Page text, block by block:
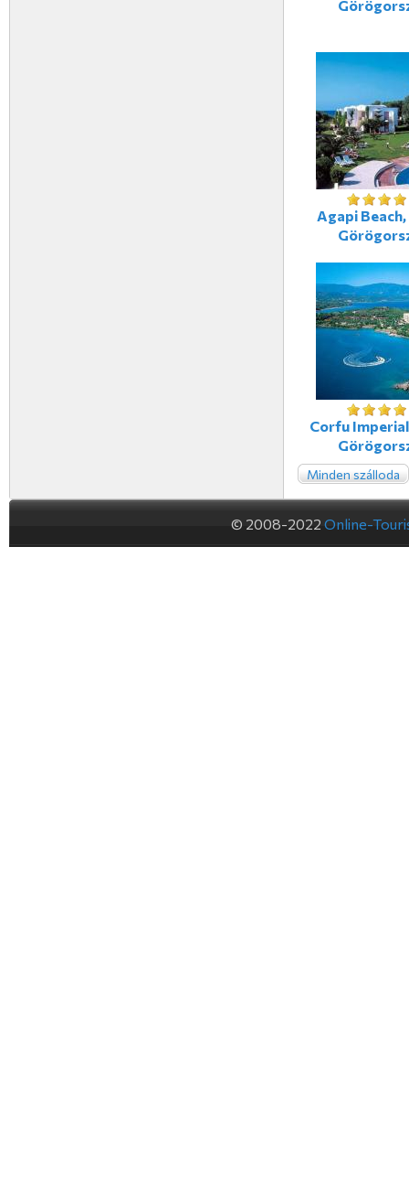
Agapi
Corfu
Minden szálloda
© 2008-2022 Online-